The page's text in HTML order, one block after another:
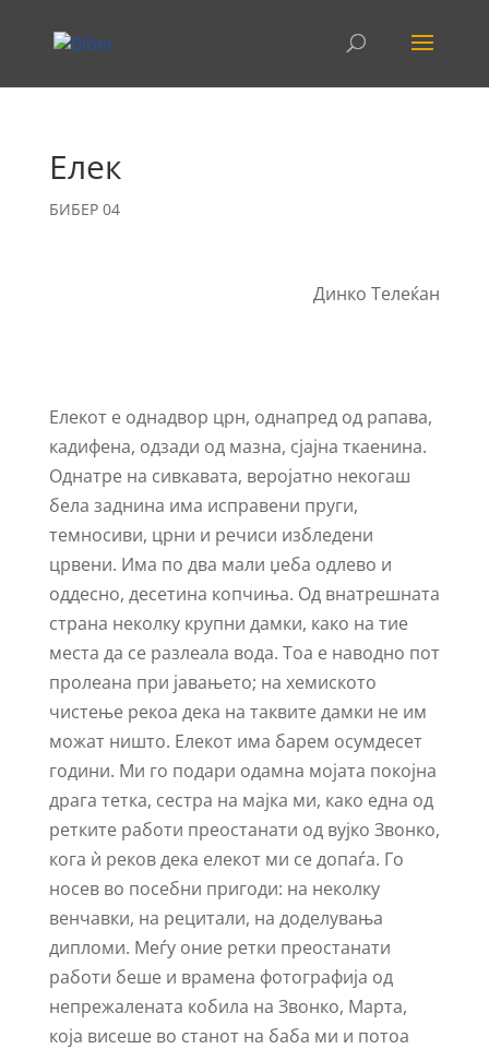
Елек
БИБЕР 04
Динко Телеќан
Елекот е однадвор црн, однапред од рапава,
кадифена, одзади од мазна, сјајна ткаенина.
Однатре на сивкавата, веројатно некогаш
бела заднина има исправени пруги,
темносиви, црни и речиси избледени
црвени. Има по два мали џеба одлево и
оддесно, десетина копчиња. Од внатрешната
страна неколку крупни дамки, како на тие
места да се разлеала вода. Тоа е наводно пот
пролеана при јавањето; на хемиското
чистење рекоа дека на таквите дамки не им
можат ништо. Елекот има барем осумдесет
години. Ми го подари одамна мојата покојна
драга тетка, сестра на мајка ми, како една од
ретките работи преостанати од вујко Звонко,
кога ѝ реков дека елекот ми се допаѓа. Го
носев во посебни пригоди: на неколку
венчавки, на рецитали, на доделувања
дипломи. Меѓу оние ретки преостанати
работи беше и врамена фотографија од
непрежалената кобила на Звонко, Марта,
која висеше во станот на баба ми и потоа